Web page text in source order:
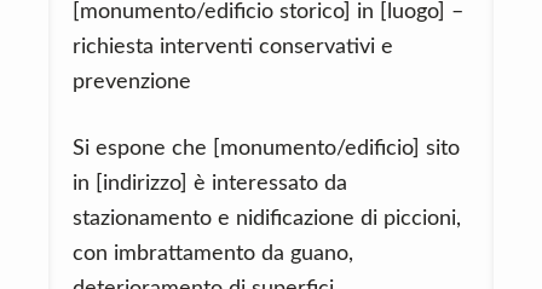
[monumento/edificio storico] in [luogo] –
richiesta interventi conservativi e
prevenzione
Si espone che [monumento/edificio] sito
in [indirizzo] è interessato da
stazionamento e nidificazione di piccioni,
con imbrattamento da guano,